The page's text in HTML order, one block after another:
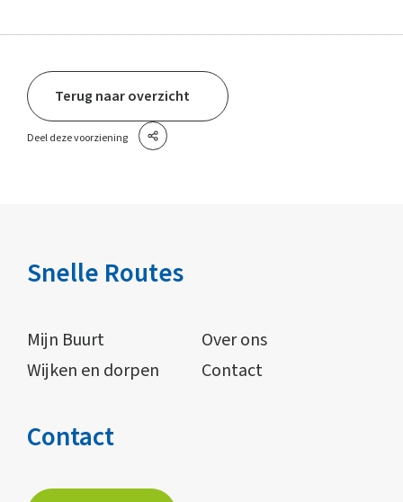
Terug naar overzicht
Deel deze voorziening
Snelle Routes
Mijn Buurt
Over ons
Wijken en dorpen
Contact
Contact